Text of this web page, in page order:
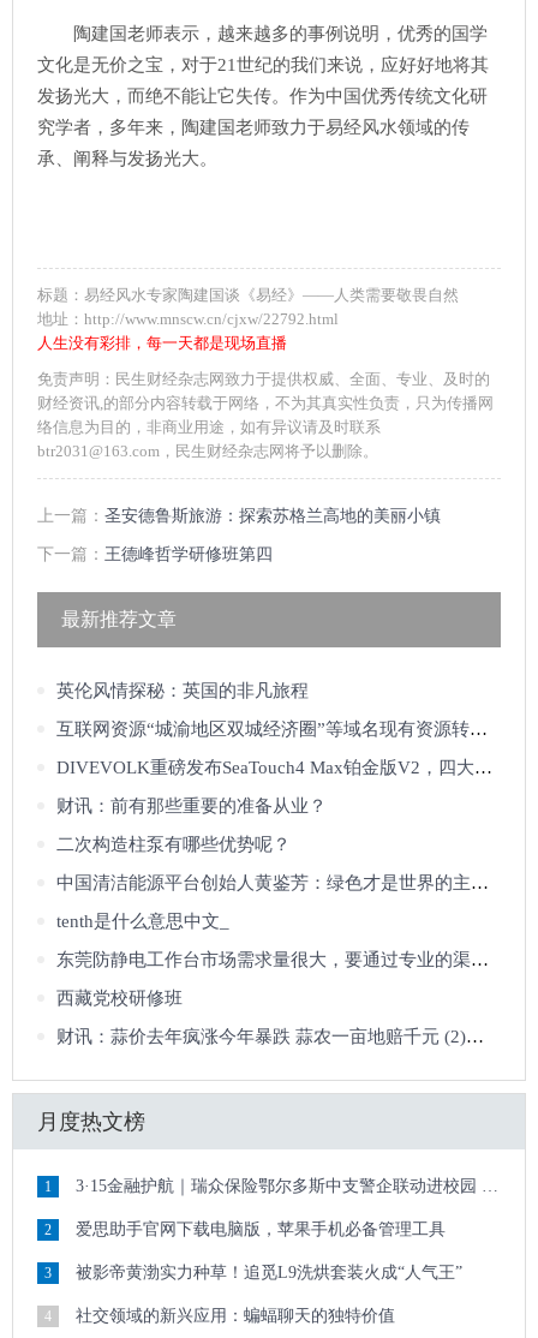
陶建国老师表示，越来越多的事例说明，优秀的国学
文化是无价之宝，对于21世纪的我们来说，应好好地将其
发扬光大，而绝不能让它失传。作为中国优秀传统文化研
究学者，多年来，陶建国老师致力于易经风水领域的传
承、阐释与发扬光大。
标题：易经风水专家陶建国谈《易经》——人类需要敬畏自然
地址：http://www.mnscw.cn/cjxw/22792.html
人生没有彩排，每一天都是现场直播
免责声明：民生财经杂志网致力于提供权威、全面、专业、及时的
财经资讯,的部分内容转载于网络，不为其真实性负责，只为传播网
络信息为目的，非商业用途，如有异议请及时联系
btr2031@163.com，民生财经杂志网将予以删除。
上一篇： 圣安德鲁斯旅游：探索苏格兰高地的美丽小镇
下一篇： 王德峰哲学研修班第四
最新推荐文章
英伦风情探秘：英国的非凡旅程
互联网资源“城渝地区双城经济圈”等域名现有资源转让出售
DIVEVOLK重磅发布SeaTouch4 Max铂金版V2，四大核心升级革新水下摄影体验
财讯：前有那些重要的准备从业？
二次构造柱泵有哪些优势呢？
中国清洁能源平台创始人黄鉴芳：绿色才是世界的主旋律！！！！
tenth是什么意思中文_
东莞防静电工作台市场需求量很大，要通过专业的渠道购买_佰斯特POUSTO
西藏党校研修班
财讯：蒜价去年疯涨今年暴跌 蒜农一亩地赔千元 (2)——中新网
月度热文榜
1 3·15金融护航｜瑞众保险鄂尔多斯中支警企联动进校园 清朗金融护青春
2 爱思助手官网下载电脑版，苹果手机必备管理工具
3 被影帝黄渤实力种草！追觅L9洗烘套装火成“人气王”
4 社交领域的新兴应用：蝙蝠聊天的独特价值